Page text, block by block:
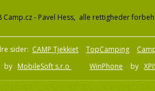
Camp.cz - Pavel Hess, alle rettigheder
sider: CAMP Tjekkiet TopCamping
by MobileSoft s.r.o WinPhone by